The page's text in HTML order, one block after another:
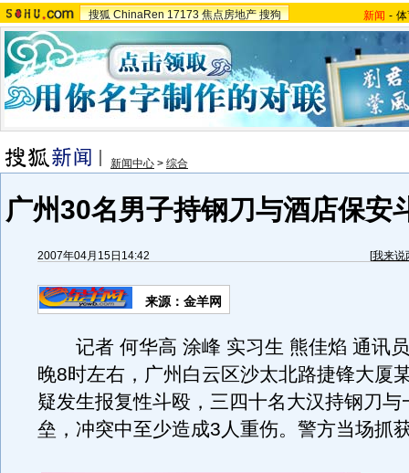
搜狐 ChinaRen 17173 焦点房地产 搜狗 新闻 -
新闻中心 > 综合
广州30名男子持钢刀与酒店保安
2007年04月15日14:42 [我来说
来源：金羊网
记者 何华高 涂峰 实习生 熊佳焰 通讯
晚8时左右，广州白云区沙太北路捷锋大厦
疑发生报复性斗殴，三四十名大汉持钢刀与
垒，冲突中至少造成3人重伤。警方当场抓